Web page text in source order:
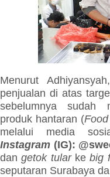
Menurut
penjualan di atas
sebelumnya sudah
produk hantaran (
melalui media
Instagram (IG):
dangetok tularkebig
seputaran Surabaya